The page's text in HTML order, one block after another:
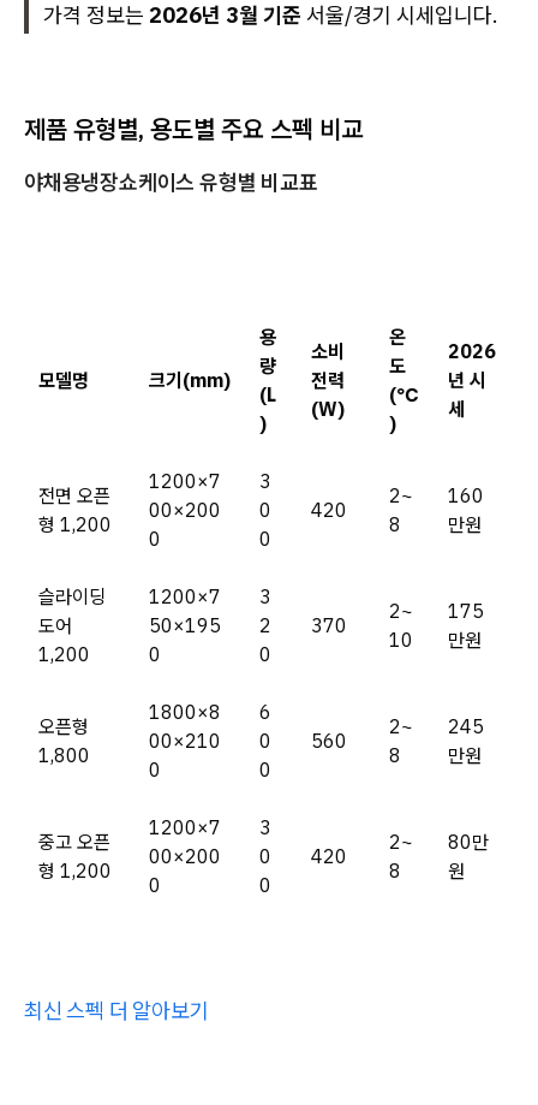
가격 정보는 2026년 3월 기준 서울/경기 시세입니다.
제품 유형별, 용도별 주요 스펙 비교
야채용냉장쇼케이스 유형별 비교표
모델명 크기(mm)
용
량
(L
)
소비
전력
(W)
온
도
(℃
)
2026
년 시
세
전면 오픈
형 1,200
1200×7
00×200
0
3
0
0
420
2~
8
160
만원
슬라이딩
도어
1,200
1200×7
50×195
0
3
2
0
370
2~
10
175
만원
오픈형
1,800
1800×8
00×210
0
6
0
0
560
2~
8
245
만원
중고 오픈
형 1,200
1200×7
00×200
0
3
0
0
420
2~
8
80만
원
최신 스펙 더 알아보기